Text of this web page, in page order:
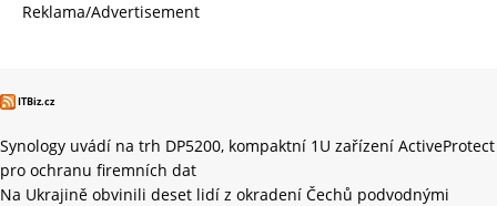
Reklama/Advertisement
ITBiz.cz
Synology uvádí na trh DP5200, kompaktní 1U zařízení ActiveProtect
pro ochranu firemních dat
Na Ukrajině obvinili deset lidí z okradení Čechů podvodnými